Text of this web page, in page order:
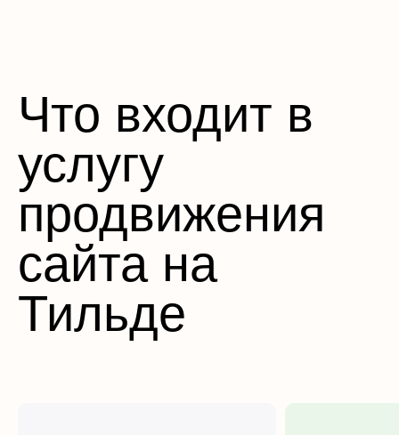
Что входит в
услугу
продвижения
сайта на
Тильде